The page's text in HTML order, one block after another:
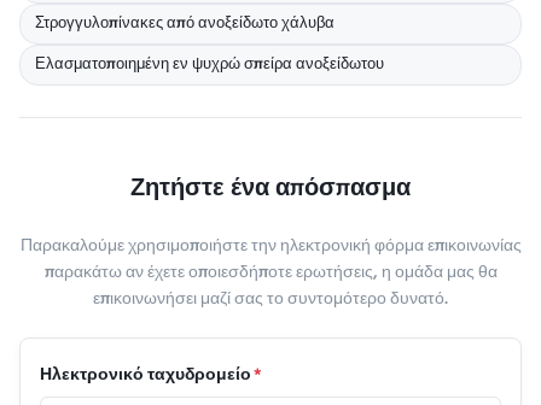
Στρογγυλοπίνακες από ανοξείδωτο χάλυβα
Ελασματοποιημένη εν ψυχρώ σπείρα ανοξείδωτου
Ζητήστε ένα απόσπασμα
Παρακαλούμε χρησιμοποιήστε την ηλεκτρονική φόρμα επικοινωνίας
παρακάτω αν έχετε οποιεσδήποτε ερωτήσεις, η ομάδα μας θα
επικοινωνήσει μαζί σας το συντομότερο δυνατό.
Ηλεκτρονικό ταχυδρομείο*